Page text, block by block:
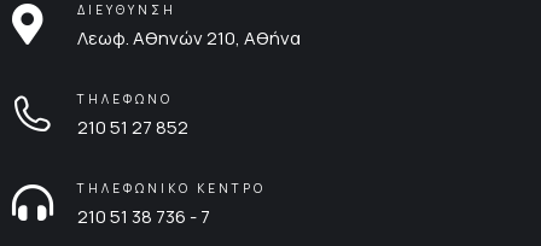
ΔΙΕΥΘΥΝΣΗ
Λεωφ. Αθηνών 210, Αθήνα
ΤΗΛΕΦΩΝΟ
210 51 27 852
ΤΗΛΕΦΩΝΙΚΟ ΚΕΝΤΡΟ
210 51 38 736 - 7